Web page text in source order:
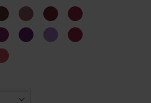
14
Sweet
Brown
15
Good
Rosewood
16
Defiant
Wine
17
Incredible
Hibiscus
22
Extraordinary
Plum
23
Ferocious
24
MagicalPerfect
Ideal